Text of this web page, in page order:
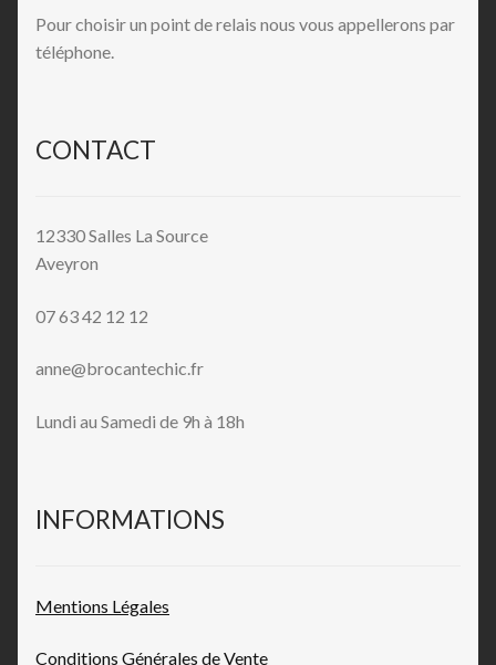
Pour choisir un point de relais nous vous appellerons par
téléphone.
CONTACT
12330 Salles La Source
Aveyron
07 63 42 12 12
anne@brocantechic.fr
Lundi au Samedi de 9h à 18h
INFORMATIONS
Mentions L égales
Conditions Générales deVente